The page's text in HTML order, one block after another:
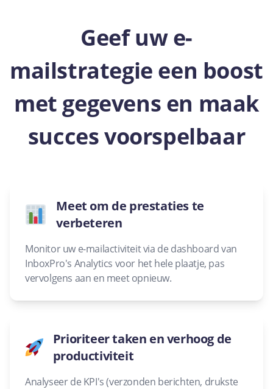
Geef uw e-
mailstrategie een boost
met gegevens en maak
succes voorspelbaar
Meet om de prestaties te
verbeteren
Monitor uw e-mailactiviteit via de dashboard van
InboxPro's Analytics voor het hele plaatje, pas
vervolgens aan en meet opnieuw.
Prioriteer taken en verhoog de
productiviteit
Analyseer de KPI's (verzonden berichten, drukste